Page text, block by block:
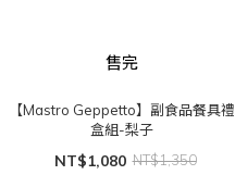
售完
【Mastro Geppetto】副食品餐具禮
盒組-梨子
NT$1,080 NT$1,350